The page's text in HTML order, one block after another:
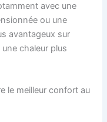
avec une
ou une
avantageux sur
chaleur plus
le meilleur confort au